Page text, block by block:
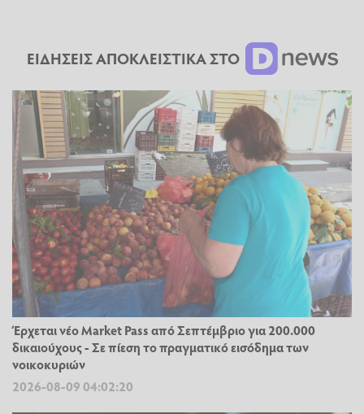
ΕΙΔΗΣΕΙΣ ΑΠΟΚΛΕΙΣΤΙΚΑ ΣΤΟ
Έρχεται νέο Market Pass από Σεπτέμβριο για 200.000
δικαιούχους - Σε πίεση το πραγματικό εισόδημα των
νοικοκυριών
2026-08-09 04:02:20